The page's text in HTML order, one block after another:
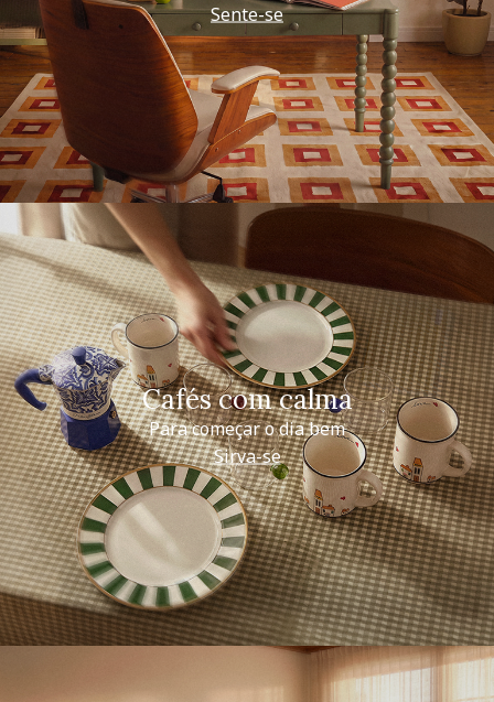
Sente-se
Cafés com calma
Para começar o dia bem
Sirva-se